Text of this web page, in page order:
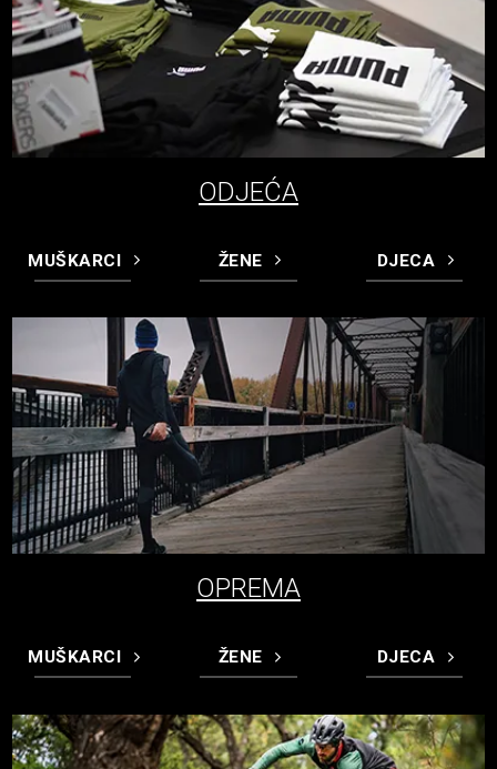
ODJEĆA
MUŠKARCI ŽENE DJECA
OPREMA
MUŠKARCI ŽENE DJECA